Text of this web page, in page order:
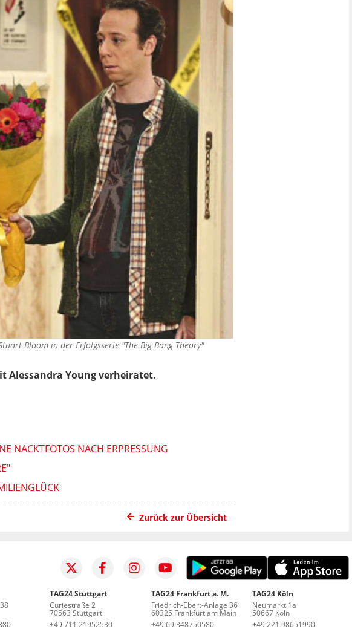
Bloom in der Erfolgsserie "The Big Bang Theory"
Alessandra Young verheiratet.
NACKTFOTOS NACH ERPRESSUNG
Zurück zur Übersicht
TAG24 Stuttgart
Curiestraße 2
70563 Stuttgart
+49 711 21952530
TAG24 Frankfurt a. M.
Friedrich-Ebert-Anlage 36
60325 Frankfurt am Main
+49 69 348750580
TAG24 Köln
Neumarkt 1a
50667 Köln
+49 221 98651990